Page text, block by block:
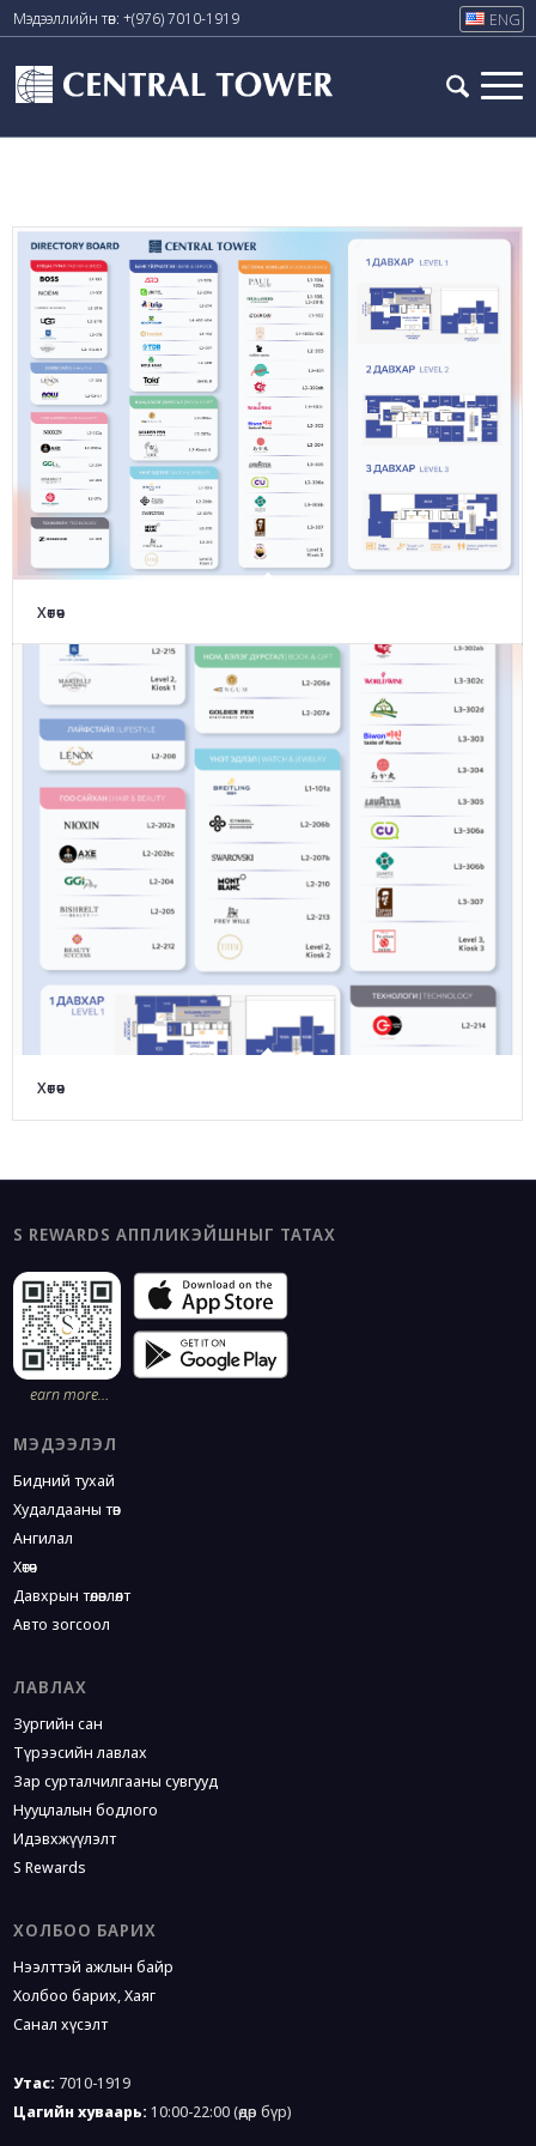
Мэдээллийн төв: +(976) 7010-1919
Хөтөч
Хөтөч
S REWARDS АППЛИКЭЙШНЫГ ТАТАХ
earn more…
МЭДЭЭЛЭЛ
Бидний тухай
Худалдааны төв
Ангилал
Хөтөч
Давхрын төлөвлөлт
Авто зогсоол
ЛАВЛАХ
Зургийн сан
Түрээсийн лавлах
Зар сурталчилгааны сувгууд
Нууцлалын бодлого
Идэвхжүүлэлт
S Rewards
ХОЛБОО БАРИХ
Нээлттэй ажлын байр
Холбоо барих, Хаяг
Санал хүсэлт
Утас: 7010-1919
Цагийн хуваарь: 10:00-22:00(өдөр бүр)
ENG